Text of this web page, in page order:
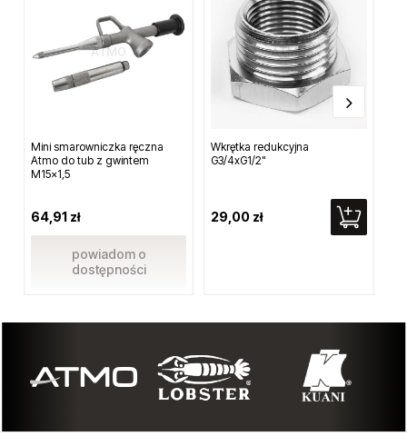
Mini smarowniczka ręczna
Atmo do tub z gwintem
M15x1,5
64,91 zł
powiadom o
dostępności
Wkrętka redukcyjna
G3/4xG1/2"
29,00 zł